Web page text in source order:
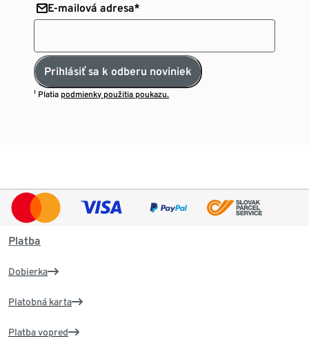
E-mailová adresa*
Prihlásiť sa k odberu noviniek
¹ Platia podmienky použitia poukazu.
Platba
Dobierka
Platobná karta
Platba vopred